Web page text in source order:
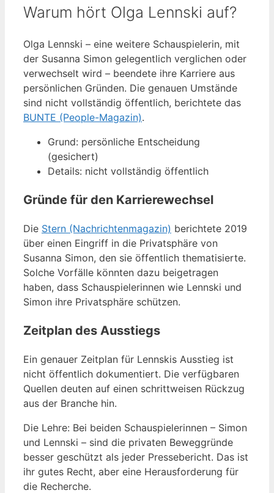
Warum hört Olga Lennski auf?
Olga Lennski – eine weitere Schauspielerin, mit
der Susanna Simon gelegentlich verglichen oder
verwechselt wird – beendete ihre Karriere aus
persönlichen Gründen. Die genauen Umstände
sind nicht vollständig öffentlich, berichtete das
BUNTE (People-Magazin).
Grund: persönliche Entscheidung
(gesichert)
Details: nicht vollständig öffentlich
Gründe für den Karrierewechsel
Die Stern (Nachrichtenmagazin) berichtete 2019
über einen Eingriff in die Privatsphäre von
Susanna Simon, den sie öffentlich thematisierte.
Solche Vorfälle könnten dazu beigetragen
haben, dass Schauspielerinnen wie Lennski und
Simon ihre Privatsphäre schützen.
Zeitplan des Ausstiegs
Ein genauer Zeitplan für Lennskis Ausstieg ist
nicht öffentlich dokumentiert. Die verfügbaren
Quellen deuten auf einen schrittweisen Rückzug
aus der Branche hin.
Die Lehre: Bei beiden Schauspielerinnen – Simon
und Lennski – sind die privaten Beweggründe
besser geschützt als jeder Pressebericht. Das ist
ihr gutes Recht, aber eine Herausforderung für
die Recherche.